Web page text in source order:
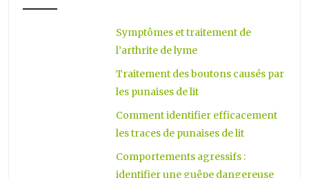
Symptômes et traitement de
l’arthrite de lyme
Traitement des boutons causés par
les punaises de lit
Comment identifier efficacement
les traces de punaises de lit
Comportements agressifs :
identifier une guêpe dangereuse